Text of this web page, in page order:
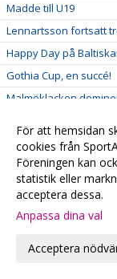
Madde till U19
Lennartsson fortsatt
Happy Day på
Gothia Cup, en succé!
Malmöklacken
Gothia Cup - Lördag
Skånlagstjejerna
Vinst mot
Skånelaget
Följ våra lag på
För att hemsidan
cookies från
Föreningen kan
statistik eller
acceptera dessa.
Anpassa dina val
Acceptera